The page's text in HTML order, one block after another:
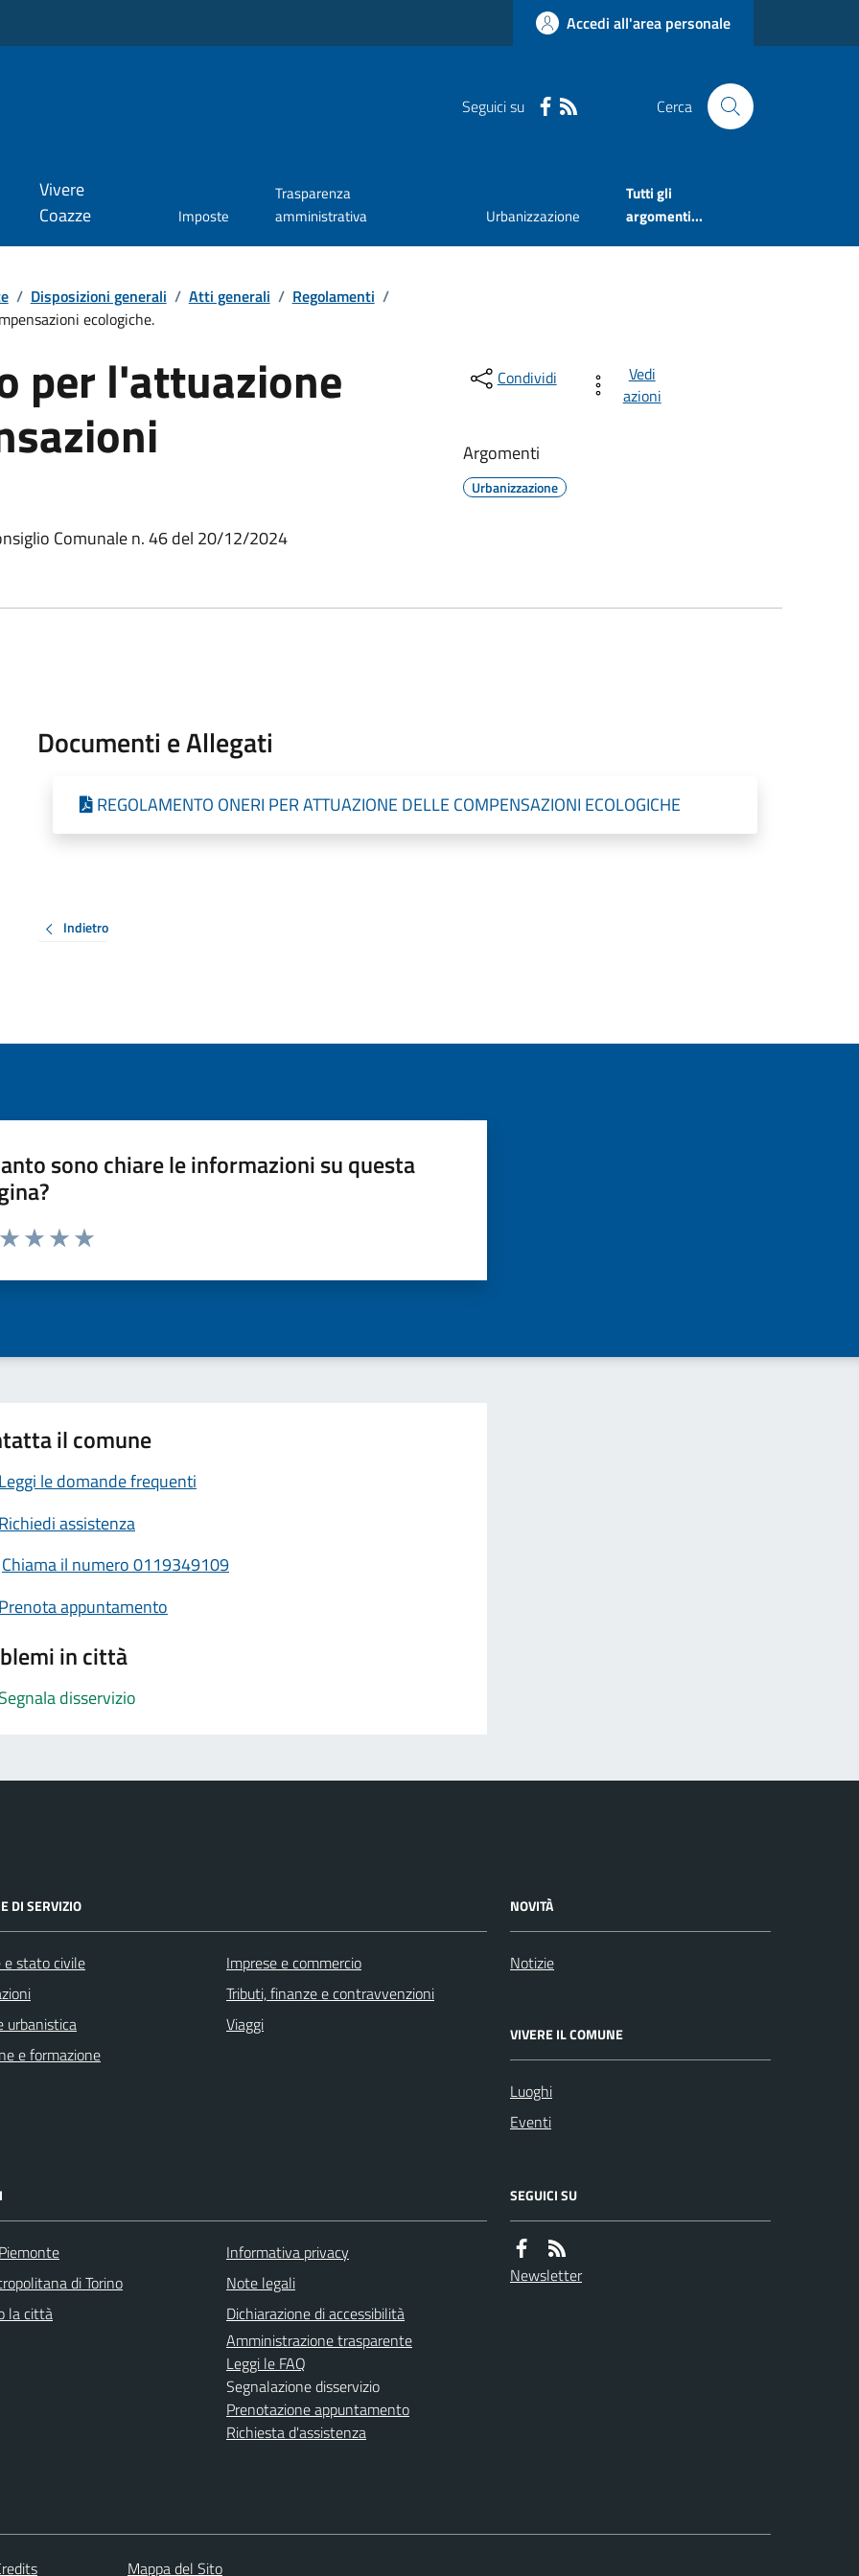
Accedi all'area personale
Seguici su Cerca
Vivere
Coazze
Imposte
Trasparenza
amministrativa
Urbanizzazione
Tutti gli
argomenti...
/ Disposizioni generali / Atti generali / Regolamenti /
ecologiche.
per l'attuazione
Comunale n. 46 del 20/12/2024
Condividi
Vedi
azioni
Argomenti
Urbanizzazione
Documenti e Allegati
REGOLAMENTO ONERI PER ATTUAZIONE DELLE COMPENSAZIONI ECOLOGICHE
Indietro
sono chiare le informazioni su questa
da 1 a 5 stelle la pagina
il comune
Leggi le domande frequenti
Richiedi assistenza
Chiama il numero 0119349109
Prenota appuntamento
in città
Segnala disservizio
DI SERVIZIO
e stato civile
urbanistica
e formazione
Imprese e commercio
Tributi, finanze e contravvenzioni
Viaggi
NOVITÀ
Notizie
VIVERE IL COMUNE
Luoghi
Eventi
di Torino
la città
Informativa privacy
Note legali
Dichiarazione di accessibilità
Amministrazione trasparente
Leggi le FAQ
Segnalazione disservizio
Prenotazione appuntamento
Richiesta d'assistenza
SEGUICI SU
Newsletter
Mappa del Sito